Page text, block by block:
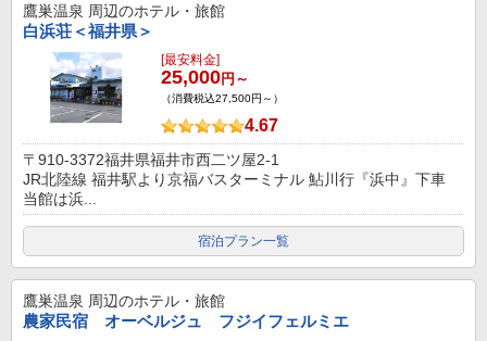
鷹巣温泉 周辺のホテル・旅館
白浜荘＜福井県＞
[最安料金]
25,000円～
（消費税込27,500円～）
4.67
〒910-3372福井県福井市西二ツ屋2-1
JR北陸線 福井駅より京福バスターミナル 鮎川行『浜中』下車
当館は浜...
宿泊プラン一覧
鷹巣温泉 周辺のホテル・旅館
農家民宿 オーベルジュ フジイフェルミエ